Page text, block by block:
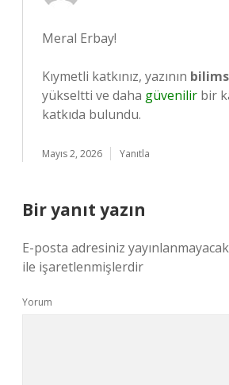
Meral Erbay!
Kıymetli katkınız, yazının
yükseltti ve daha güvenilir bir
katkıda bulundu.
Mayıs 2, 2026 Yanıtla
Bir yanıt yazın
E-posta adresiniz
ile işaretlenmişlerdir
Yorum